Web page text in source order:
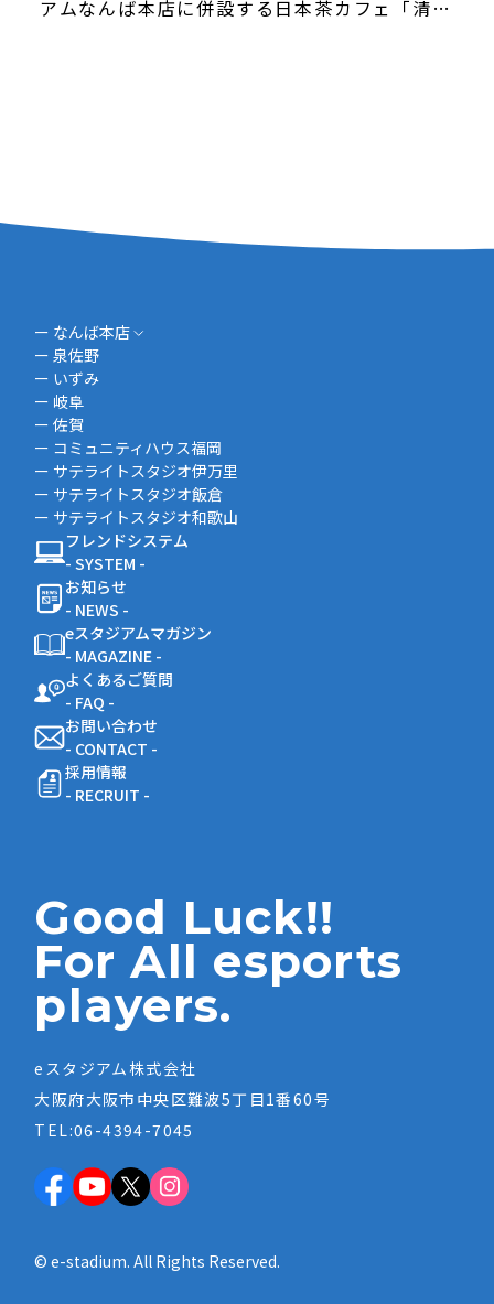
アムなんば本店に併設する日本茶カフェ「清遊
ー なんば本店
ー 泉佐野
ー いずみ
ー 岐阜
ー 佐賀
ー コミュニティハウス福岡
ー サテライトスタジオ伊万里
ー サテライトスタジオ飯倉
ー サテライトスタジオ和歌山
フレンドシステム
- SYSTEM -
お知らせ
- NEWS -
eスタジアムマガジン
- MAGAZINE -
よくあるご質問
- FAQ -
お問い合わせ
- CONTACT -
採用情報
- RECRUIT -
Good Luck!!
For All esports
players.
eスタジアム株式会社
大阪府大阪市中央区難波5丁目1番60号
TEL:06-4394-7045
© e-stadium. All Rights Reserved.